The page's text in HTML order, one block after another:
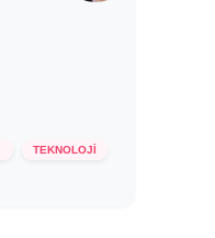
TEKNOLOJİ